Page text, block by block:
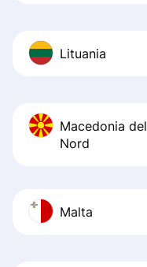
Lituania
Macedonia del
Nord
Malta